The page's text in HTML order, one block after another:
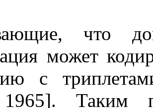
что
может
с
Таким